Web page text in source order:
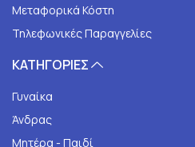
Μεταφορικά Κόστη
Τηλεφωνικές Παραγγελίες
ΚΑΤΗΓΟΡΙΕΣ
Γυναίκα
Άνδρας
Μητέρα - Παιδί